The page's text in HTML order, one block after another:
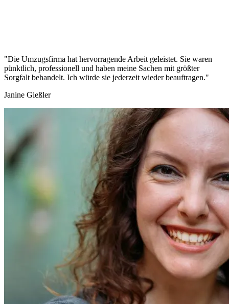
"Die Umzugsfirma hat hervorragende Arbeit geleistet. Sie waren
pünktlich, professionell und haben meine Sachen mit größter
Sorgfalt behandelt. Ich würde sie jederzeit wieder beauftragen."
Janine Gießler